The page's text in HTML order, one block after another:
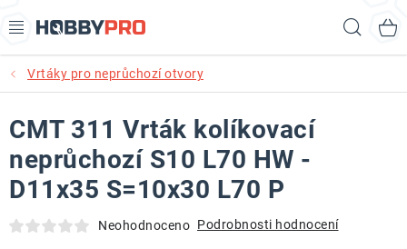
na
AKCE
PRODUKTY
PRODUKTY RECORD POWER
PRODUKTY BENET
Vrtáky pro neprůchozí otvory
CMT 311 Vrták kolíkovací
neprůchozí S10 L70 HW -
D11x35 S=10x30 L70 P
Neohodnoceno Podrobnosti hodnocení